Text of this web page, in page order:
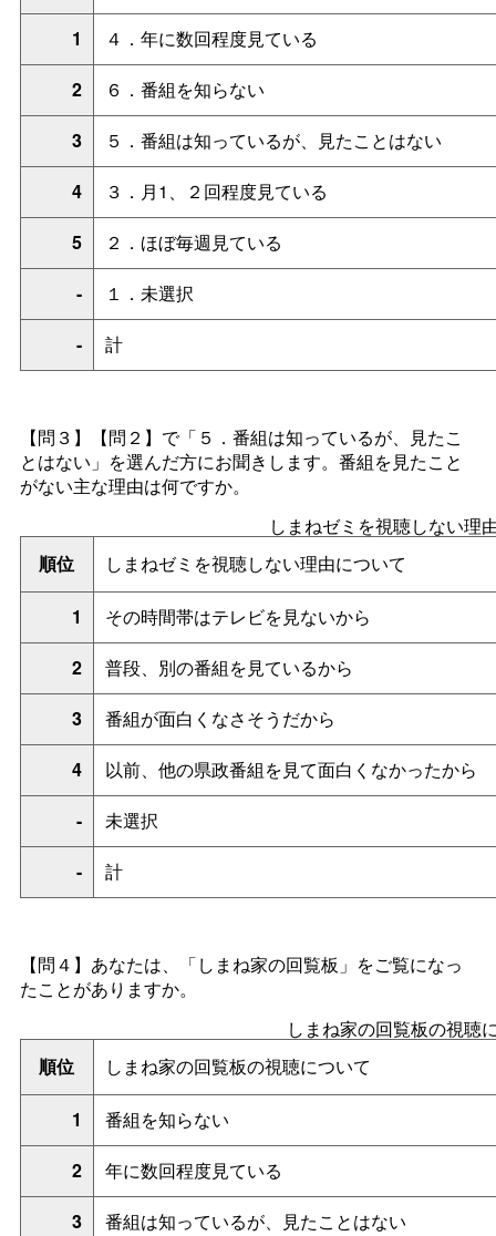
1
４．年に数回程度見ている
2
６．番組を知らない
3
５．番組は知っているが、見たことはない
4
３．月1、２回程度見ている
5
２．ほぼ毎週見ている
-
１．未選択
-
計
【問３】【問２】で「５．番組は知っているが、見たこ
とはない」を選んだ方にお聞きします。番組を見たこと
がない主な理由は何ですか。
しまねゼミを視聴しない理
順位
しまねゼミを視聴しない理由について
1
その時間帯はテレビを見ないから
2
普段、別の番組を見ているから
3
番組が面白くなさそうだから
4
以前、他の県政番組を見て面白くなかったから
-
未選択
-
計
【問４】あなたは、「しまね家の回覧板」をご覧になっ
たことがありますか。
しまね家の回覧板の視聴
順位
しまね家の回覧板の視聴について
1
番組を知らない
2
年に数回程度見ている
3
番組は知っているが、見たことはない